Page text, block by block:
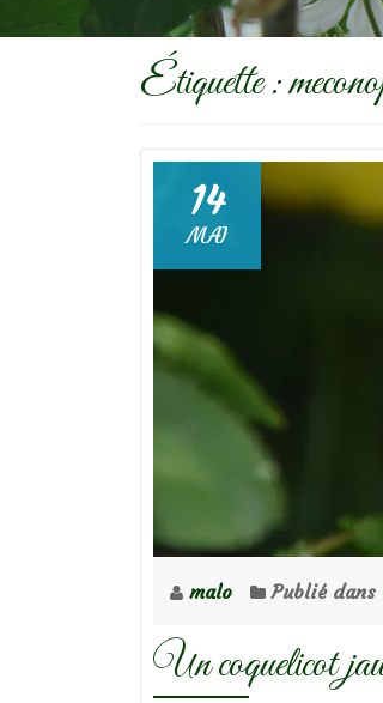
Étiquette :
14
MAI
malo Publié dans
Un coquelicot